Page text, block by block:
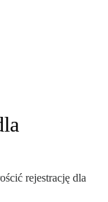
rejestrację dla